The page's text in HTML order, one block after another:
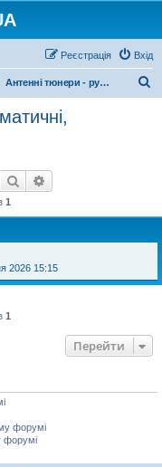
Вхід
Реєстрація
Антенні тюнери - ручні, автоматичні, напівавтоматичні
Пошук
1
2026 15:15
1
Перейти
форумі
форумі